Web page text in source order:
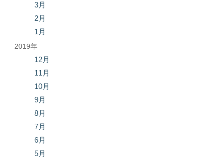
3月
2月
1月
2019年
12月
11月
10月
9月
8月
7月
6月
5月